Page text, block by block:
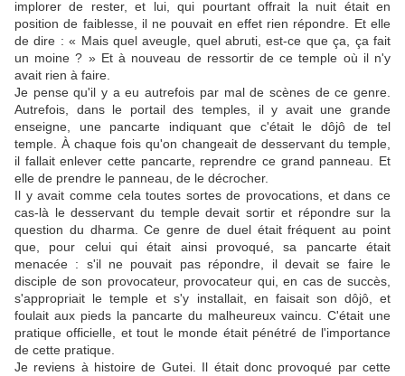
implorer de rester, et lui, qui pourtant offrait la nuit était en
position de faiblesse, il ne pouvait en effet rien répondre. Et elle
de dire : « Mais quel aveugle, quel abruti, est-ce que ça, ça fait
un moine ? » Et à nouveau de ressortir de ce temple où il n'y
avait rien à faire.
Je pense qu'il y a eu autrefois par mal de scènes de ce genre.
Autrefois, dans le portail des temples, il y avait une grande
enseigne, une pancarte indiquant que c'était le dôjô de tel
temple. À chaque fois qu'on changeait de desservant du temple,
il fallait enlever cette pancarte, reprendre ce grand panneau. Et
elle de prendre le panneau, de le décrocher.
Il y avait comme cela toutes sortes de provocations, et dans ce
cas-là le desservant du temple devait sortir et répondre sur la
question du dharma. Ce genre de duel était fréquent au point
que, pour celui qui était ainsi provoqué, sa pancarte était
menacée : s'il ne pouvait pas répondre, il devait se faire le
disciple de son provocateur, provocateur qui, en cas de succès,
s'appropriait le temple et s'y installait, en faisait son dôjô, et
foulait aux pieds la pancarte du malheureux vaincu. C'était une
pratique officielle, et tout le monde était pénétré de l'importance
de cette pratique.
Je reviens à histoire de Gutei. Il était donc provoqué par cette